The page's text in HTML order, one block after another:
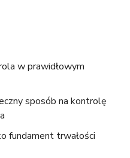
w prawidłowym
sposób na kontrolę
fundament trwałości